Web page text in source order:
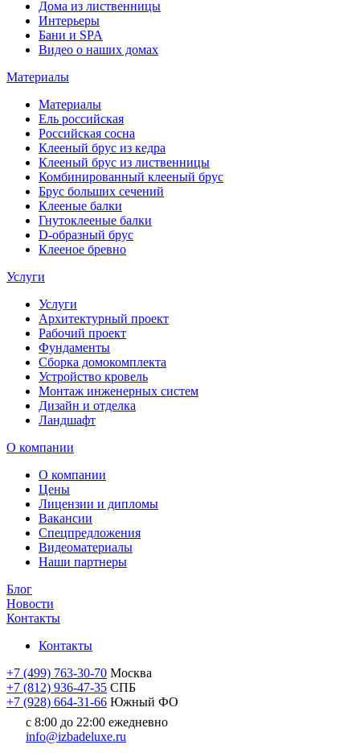
Дома из лиственницы
Интерьеры
Бани и SPA
Видео о наших домах
Материалы
Материалы
Ель российская
Российская сосна
Клееный брус из кедра
Клееный брус из лиственницы
Комбинированный клееный брус
Брус больших сечений
Клееные балки
Гнутоклееные балки
D-образный брус
Клееное бревно
Услуги
Услуги
Архитектурный проект
Рабочий проект
Фундаменты
Сборка домокомплекта
Устройство кровель
Монтаж инженерных систем
Дизайн и отделка
Ландшафт
О компании
О компании
Цены
Лицензии и дипломы
Вакансии
Cпецпредложения
Видеоматериалы
Наши партнеры
Блог
Новости
Контакты
Контакты
+7 (499) 763-30-70 Москва
+7 (812) 936-47-35 СПБ
+7 (928) 664-31-66 Южный ФО
с 8:00 до 22:00 ежедневно
info@izbadeluxe.ru